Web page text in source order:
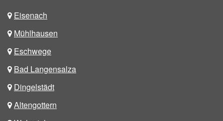
Eisenach
Mühlhausen
Eschwege
Bad Langensalza
Dingelstädt
Altengottern